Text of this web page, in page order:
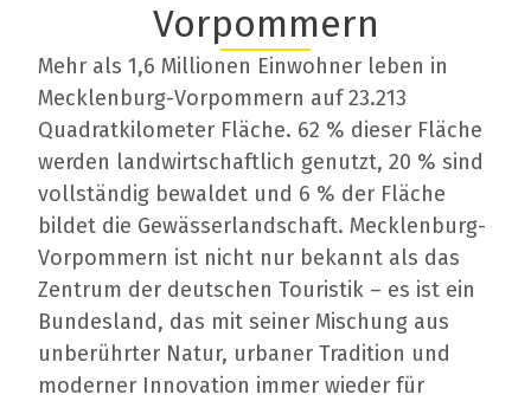
Vorpommern
Mehr als 1,6 Millionen Einwohner leben in
Mecklenburg-Vorpommern auf 23.213
Quadratkilometer Fläche. 62 % dieser Fläche
werden landwirtschaftlich genutzt, 20 % sind
vollständig bewaldet und 6 % der Fläche
bildet die Gewässerlandschaft. Mecklenburg-
Vorpommern ist nicht nur bekannt als das
Zentrum der deutschen Touristik – es ist ein
Bundesland, das mit seiner Mischung aus
unberührter Natur, urbaner Tradition und
moderner Innovation immer wieder für